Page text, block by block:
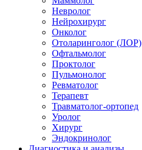
Невролог
Нейрохирург
Онколог
Отоларинголог (ЛОР)
Офтальмолог
Проктолог
Пульмонолог
Ревматолог
Терапевт
Травматолог-ортопед
Уролог
Хирург
Эндокринолог